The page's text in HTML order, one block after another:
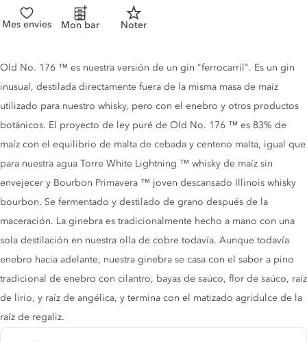
Mes envies Mon bar Noter
Gin description
Old No. 176 ™ es nuestra versión de un gin "ferrocarril". Es un gin
inusual, destilada directamente fuera de la misma masa de maíz
utilizado para nuestro whisky, pero con el enebro y otros productos
botánicos. El proyecto de ley puré de Old No. 176 ™ es 83% de
maíz con el equilibrio de malta de cebada y centeno malta, igual que
para nuestra agua Torre White Lightning ™ whisky de maíz sin
envejecer y Bourbon Primavera ™ joven descansado Illinois whisky
bourbon. Se fermentado y destilado de grano después de la
maceración. La ginebra es tradicionalmente hecho a mano con una
sola destilación en nuestra olla de cobre todavía. Aunque todavía
enebro hacia adelante, nuestra ginebra se casa con el sabor a pino
tradicional de enebro con cilantro, bayas de saúco, flor de saúco, raíz
de lirio, y raíz de angélica, y termina con el matizado agridulce de la
raíz de regaliz.